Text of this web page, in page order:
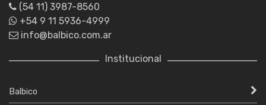
(54 11) 3987-8560
+54 9 11 5936-4999
info@balbico.com.ar
Institucional
Balbico